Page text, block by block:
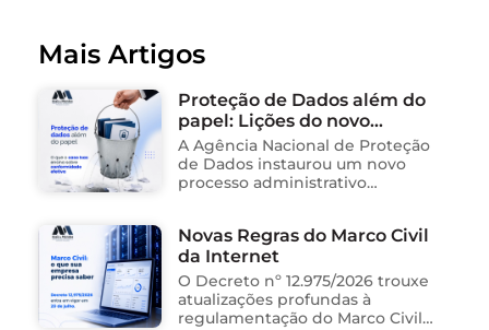
Mais Artigos
Proteção de Dados além do
papel: Lições do novo
processo sancionador da
ANPD
A Agência Nacional de Proteção
de Dados instaurou um novo
processo administrativo
organização social responsável
pela gestão de unidades
públicas de saúde …
Novas Regras do Marco Civil
da Internet
O Decreto nº 12.975/2026 trouxe
atualizações profundas à
regulamentação do Marco Civil